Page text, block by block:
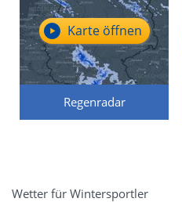
Regenradar
Karte öffnen
Wetter für Wintersportler